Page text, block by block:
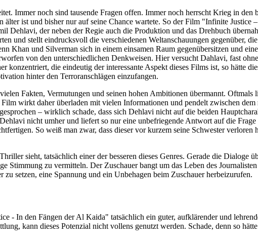
Immer noch sind tausende Fragen offen. Immer noch herrscht Krieg in
ist und bisher nur auf seine Chance wartete. So der Film "Infinite Justice
Dehlavi, der neben der Regie auch die Produktion und das Drehbuch
und stellt eindrucksvoll die verschiedenen Weltanschauungen gegenüber,
Khan und Silverman sich in einem einsamen Raum gegenübersitzen und
von den unterschiedlichen Denkweisen. Hier versucht Dahlavi, fast
die eindeutig der interessante Aspekt dieses Films ist, so hätte
hinter den Terroranschlägen einzufangen.
Fakten, Vermutungen und seinen hohen Ambitionen übermannt. Oftmals
wirkt daher überladen mit vielen Informationen und pendelt zwischen
– wirklich schade, dass sich Dehlavi nicht auf die beiden
nicht umher und liefert so nur eine unbefriegende Antwort auf die
So weiß man zwar, dass dieser vor kurzem seine Schwester
sieht, tatsächlich einer der besseren dieses Genres. Gerade die Dialoge
Stimmung zu vermitteln. Der Zuschauer bangt um das Leben des
setzen, eine Spannung und ein Unbehagen beim Zuschauer herbeizurufen.
- In den Fängen der Al Kaida" tatsächlich ein guter, aufklärender und
kann dieses Potenzial nicht vollens genutzt werden. Schade, denn so